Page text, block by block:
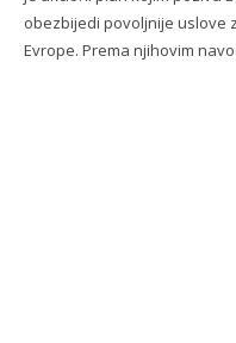
obezbijedi povoljnije uslove
Evrope. Prema njihovim